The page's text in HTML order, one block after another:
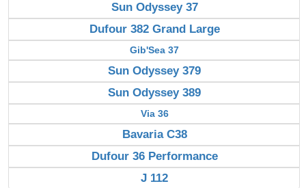
Sun Odyssey 37
Dufour 382 Grand Large
Gib'Sea 37
Sun Odyssey 379
Sun Odyssey 389
Via 36
Bavaria C38
Dufour 36 Performance
J 112